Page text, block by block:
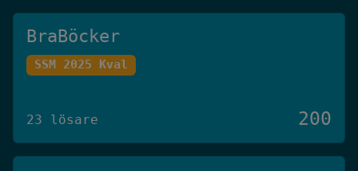
BraBöcker
SSM 2025 Kval
23 lösare 200